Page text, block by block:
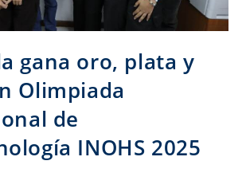
gana oro, plata y
Olimpiada
de
INOHS 2025